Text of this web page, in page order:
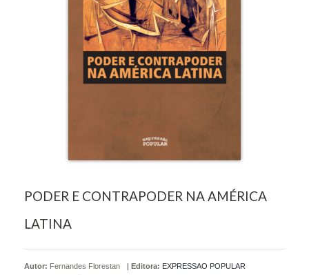
PODER E CONTRAPODER NA AMÉRICA
LATINA
Autor: Fernandes Florestan Editora: EXPRESSAO POPULAR